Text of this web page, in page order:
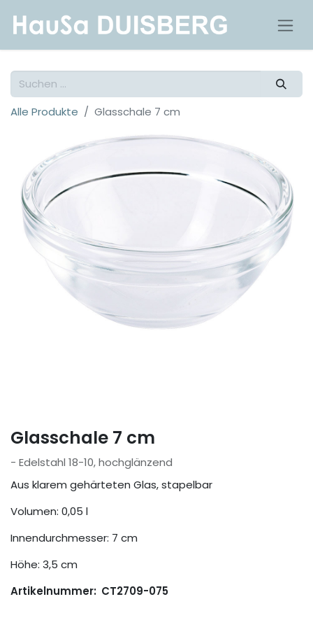
Alle Produkte Glasschale 7 cm
Glasschale 7 cm
- Edelstahl 18-10, hochglänzend
Aus klarem gehärteten Glas, stapelbar
Volumen: 0,05 l
Innendurchmesser: 7 cm
Höhe: 3,5 cm
Artikelnummer: CT2709-075